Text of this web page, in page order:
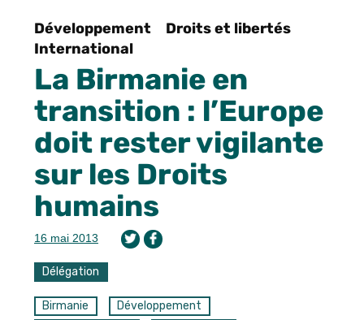
Développement
Droits et libertés
International
La Birmanie en
transition : l’Europe
doit rester vigilante
sur les Droits
humains
16 mai 2013
Délégation
Birmanie
Développement